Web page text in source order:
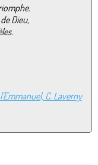
Dieu,
C. Laverny